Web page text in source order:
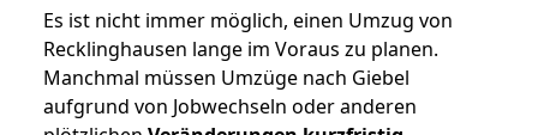
Es ist nicht immer möglich, einen Umzug von
Recklinghausen lange im Voraus zu planen.
Manchmal müssen Umzüge nach Giebel
aufgrund von Jobwechseln oder anderen